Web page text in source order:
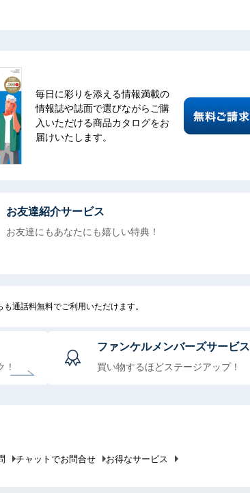
毎日に彩りを添える情報満載の
情報誌や誌面で選びながらご購
入いただける商品カタログをお
届けいたします。
お友達紹介サービス
お友達にもあなたにも嬉しい特典！
通話料無料でご利用いただけます。
ファンケルメンバーズサービス
買い物するほどステージアップ！
チャットでお問合せ お得なサービス